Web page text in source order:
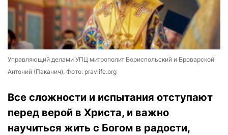
Управляющий делами УПЦ митрополит Бориспольский и Броварской
Антоний (Паканич). Фото: pravlife.org
Все сложности и испытания отступают
перед верой в Христа, и важно
научиться жить с Богом в радости,